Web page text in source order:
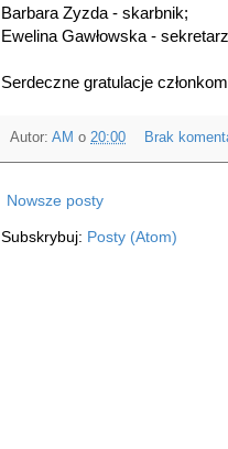
Barbara Zyzda - skarbnik;
Ewelina Gawłowska -
Serdeczne gratulacje
Autor: AM o 20:00 Brak
Nowsze posty
Subskrybuj: Posty (Atom)